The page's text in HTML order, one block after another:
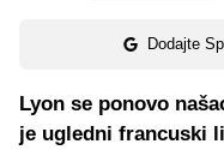
Dodajte
Lyon se ponovo
je ugledni francuski